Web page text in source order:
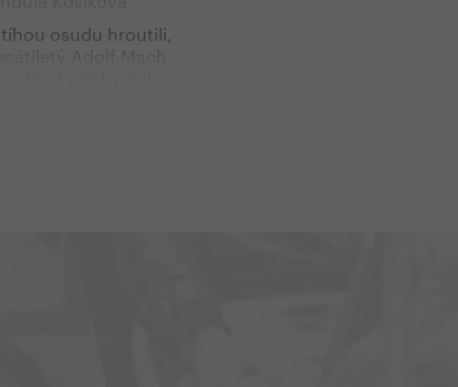
osudu hroutili,
život přichystal
zkoušku. Ani po